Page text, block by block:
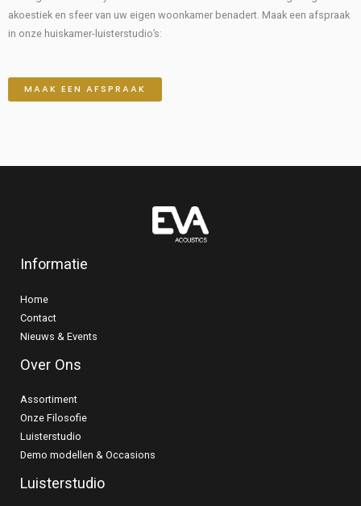
akoestiek en sfeer van uw eigen woonkamer benadert. Maak een afspraak
in onze huiskamer-luisterstudio’s:
MAAK EEN AFSPRAAK
Informatie
Home
Contact
Nieuws & Events
Over Ons
Assortiment
Onze Filosofie
Luisterstudio
Demo modellen & Occasions
Luisterstudio